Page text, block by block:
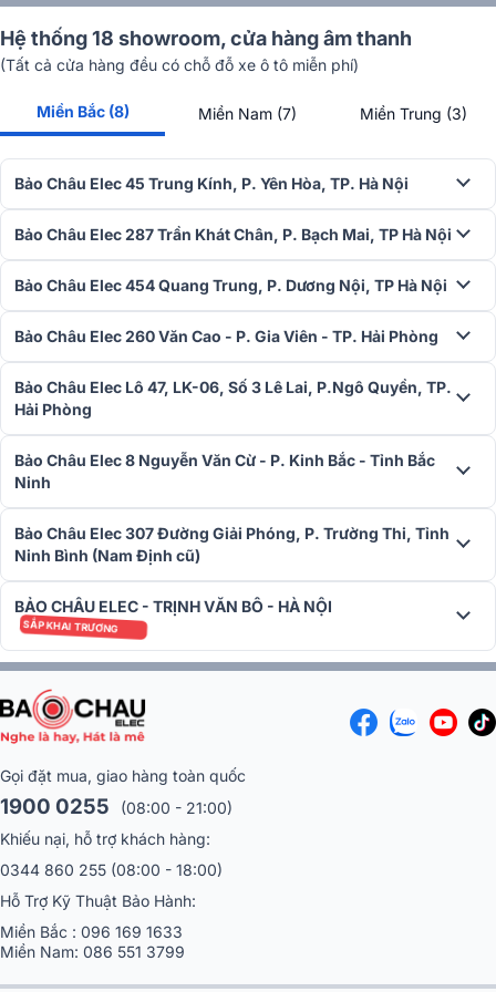
Mặt trước là các núm xoay vặn chỉnh kích thước khác nhau như: nút
chỉnh âm lượng, nút chỉnh âm sắc. Góc bên trái là công tắc nguồn,
núm xoay speaker và các jack đầu vào kết nối với tai nghe.
Vỏ ngoài được chế tạo từ chất liệu cao cấp, các cạnh bên được gia
cố chắc chắn, tấm kim loại nhôm được xẻ thêm các rãnh nhỏ giúp
amply hoạt động ổn định.
Mặt sau là hệ thống các cổng kết nối được thiết kế khoa học, chú
thích rõ ràng, tiện lợi khi sử dụng trong mọi hệ thống âm thanh.
Đánh giá chất lượng Amply Yamaha A-S701
Trang bị công suất hoạt động ấn tượng
Đặc điểm vô cùng ấn tượng của mẫu amply là sở hữu thiết kế với
công suất khá mạnh mẽ, hoạt động liên tục 100W/ kênh đáp ứng
Amply có thể nghe với mức âm lượng to và ngay cả với những âm
thanh có cường độ lớn liên tục vẫn không bị quá nóng, chắc chắn sẽ
là người bạn tuyệt vời trong các hệ thống âm thanh.
Khả năng tái tạo âm ấn tượng, cuốn hút
Hệ thống 18 showroom, cửa hàng âm thanh
(Tất cả cửa hàng đều có chỗ đỗ xe ô tô miễn phí)
Miền Bắc (8) Miền Nam (7) Miền Trung (3)
Bảo Châu Elec 45 Trung Kính, P. Yên Hòa, TP. Hà Nội
Bảo Châu Elec 287 Trần Khát Chân, P. Bạch Mai, TP Hà Nội
Bảo Châu Elec 454 Quang Trung, P. Dương Nội, TP Hà Nội
Bảo Châu Elec 260 Văn Cao - P. Gia Viên - TP. Hải Phòng
Bảo Châu Elec Lô 47, LK-06, Số 3 Lê Lai, P.Ngô Quyền, TP.
Hải Phòng
Bảo Châu Elec 8 Nguyễn Văn Cừ - P. Kinh Bắc - Tỉnh Bắc
Ninh
Bảo Châu Elec 307 Đường Giải Phóng, P. Trường Thi, Tỉnh
Ninh Bình (Nam Định cũ)
BẢO CHÂU ELEC - TRỊNH VĂN BÔ - HÀ NỘI
SẮP KHAI TRƯƠNG
Gọi đặt mua, giao hàng toàn quốc
1900 0255
(08:00 - 21:00)
Khiếu nại, hỗ trợ khách hàng:
0344 860 255 (08:00 - 18:00)
Hỗ Trợ Kỹ Thuật Bảo Hành:
Miền Bắc : 096 169 1633
Miền Nam: 086 551 3799